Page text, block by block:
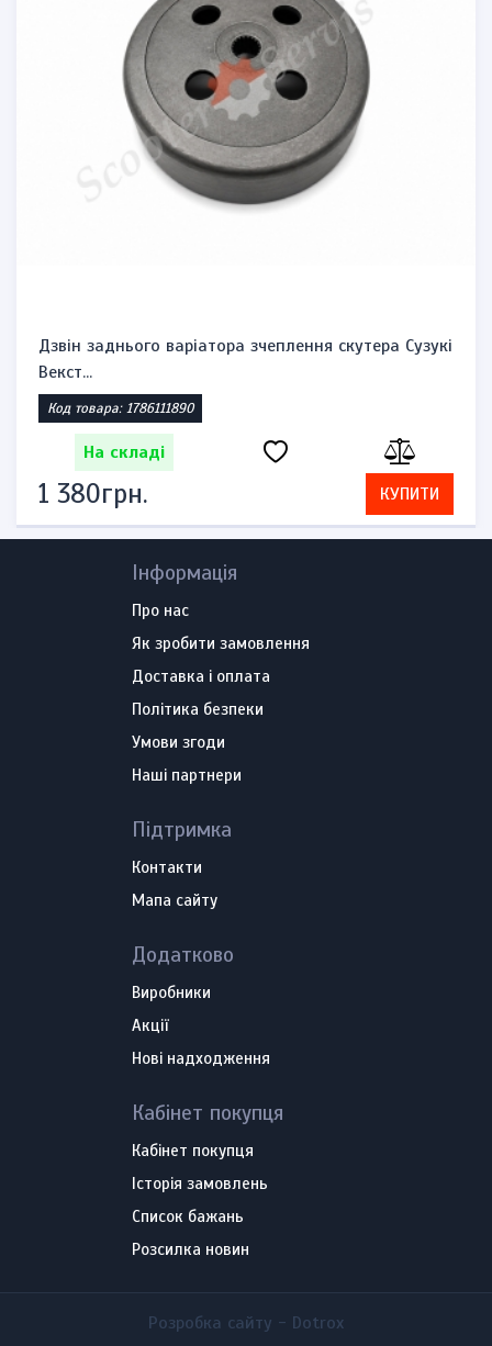
Дзвін заднього варіатора зчеплення скутера Сузукі
Векст...
Код товара: 1786111890
На складі
1 380грн. КУПИТИ
Інформація
Про нас
Як зробити замовлення
Доставка і оплата
Політика безпеки
Умови згоди
Наші партнери
Підтримка
Контакти
Мапа сайту
Додатково
Виробники
Акції
Нові надходження
Кабінет покупця
Кабінет покупця
Історія замовлень
Список бажань
Розсилка новин
Розробка сайту - Dotrox